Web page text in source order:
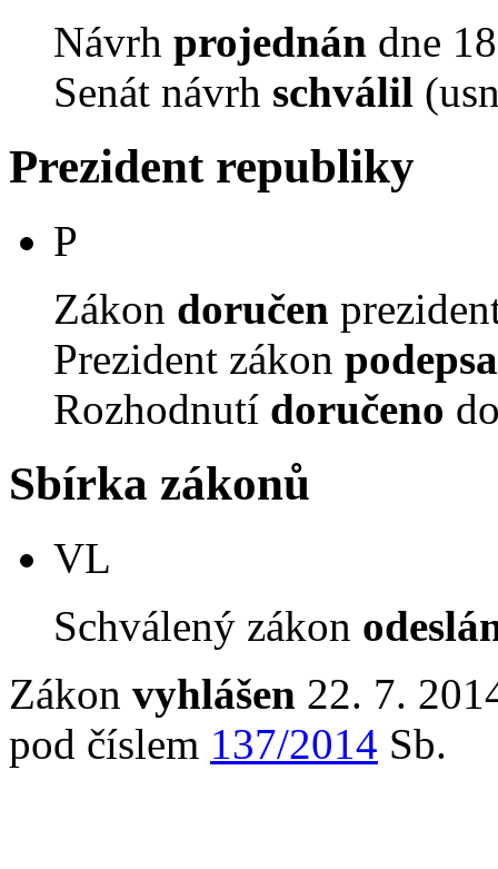
Návrh projednán dne
Senát návrh schválil
Prezident republiky
P
Zákon doručen
Prezident zákon
Rozhodnutí doručeno
Sbírka zákonů
VL
Schválený zákon
Zákon vyhlášen 22. 7.
pod číslem 137/2014 Sb.